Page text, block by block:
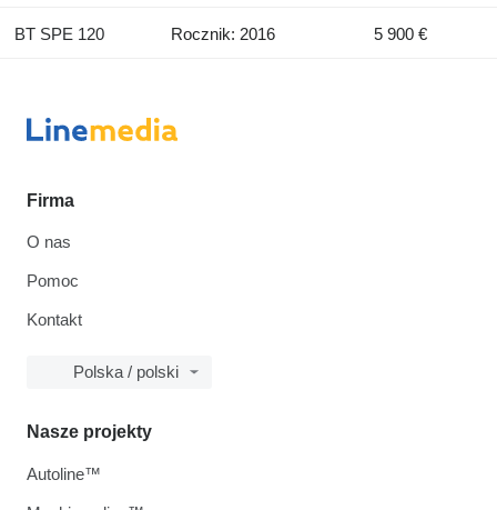
BT SPE 120 Rocznik: 2016 5 900 €
Firma
O nas
Pomoc
Kontakt
Polska / polski
Nasze projekty
Autoline™